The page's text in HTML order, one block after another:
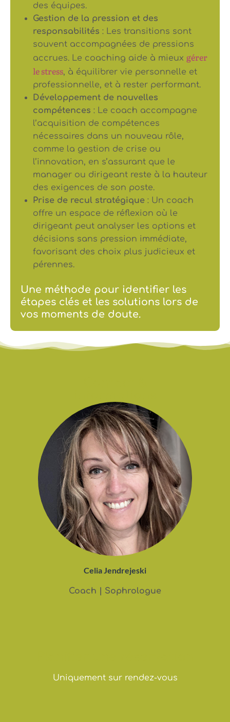
des équipes.
Gestion de la pression et des
responsabilités : Les transitions sont
souvent accompagnées de pressions
accrues. Le coaching aide à mieux gérer
le stress, à équilibrer vie personnelle et
professionnelle, et à rester performant.
Développement de nouvelles
compétences : Le coach accompagne
l’acquisition de compétences
nécessaires dans un nouveau rôle,
comme la gestion de crise ou
l’innovation, en s’assurant que le
manager ou dirigeant reste à la hauteur
des exigences de son poste.
Prise de recul stratégique : Un coach
offre un espace de réflexion où le
dirigeant peut analyser les options et
décisions sans pression immédiate,
favorisant des choix plus judicieux et
pérennes.
Une méthode pour identifier les
étapes clés et les solutions lors de
vos moments de doute​.
Celia Jendrejeski
Coach | Sophrologue
Uniquement sur rendez-vous